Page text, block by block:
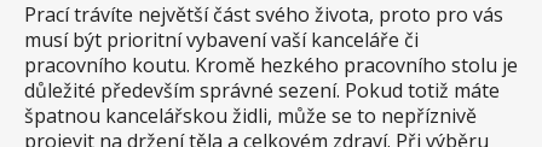
Prací trávíte největší část svého života, proto pro vás
musí být prioritní vybavení vaší kanceláře či
pracovního koutu. Kromě hezkého pracovního stolu je
důležité především správné sezení. Pokud totiž máte
špatnou kancelářskou židli, může se to nepříznivě
projevit na držení těla a celkovém zdraví. Při výběru